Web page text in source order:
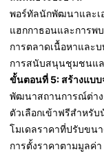
พอร์ทัลนักพัฒนาและเ
แฮกกาธอนและการพ
การตลาดเนื้อหาและ
การสนับสนุนชุมชนแ
ขั้นตอนที่ 5: สร้างแบบ
พัฒนาสถานการณ์ต่าง
ตัวเลือกเข้าฟรีสำหรั
โมเดลราคาที่ปรับขน
การตั้งราคาตามมูลค่า